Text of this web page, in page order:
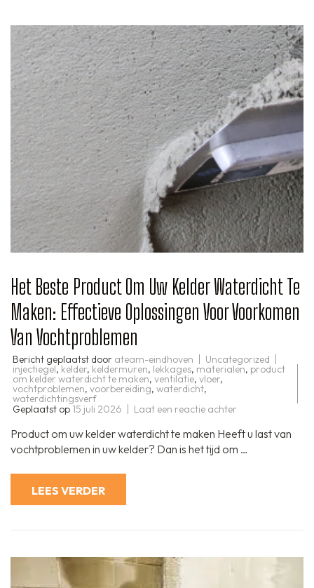
Het Beste Product Om Uw Kelder Waterdicht Te
Maken: Effectieve Oplossingen Voor Voorkomen
Van Vochtproblemen
Bericht geplaatst door ateam-eindhoven Uncategorized
injectiegel, kelder, keldermuren, lekkages, materialen, product
om kelder waterdicht te maken, ventilatie, vloer,
vochtproblemen, voorbereiding, waterdicht,
waterdichtingsverf
Geplaatst op 15 juli 2026 Laat een reactie achter
Beste
Product
Om
Uw
Vochtproblemen
Product om uw kelder waterdicht te maken Heeft u last van
vochtproblemen in uw kelder? Dan is het tijd om …
LEES VERDER